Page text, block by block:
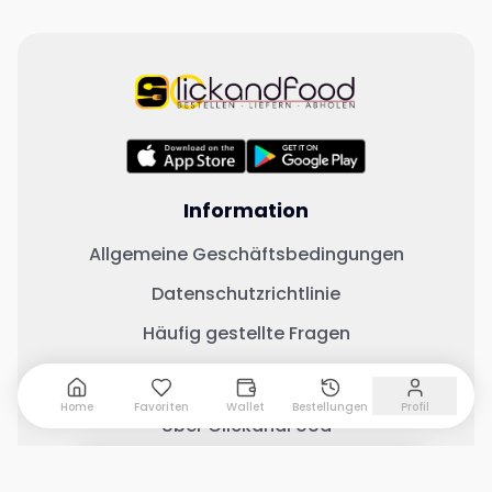
Information
Allgemeine Geschäftsbedingungen
Datenschutzrichtlinie
Häufig gestellte Fragen
Wichtige Links
Über ClickandFood
Home Favoriten Wallet Bestellungen Profil